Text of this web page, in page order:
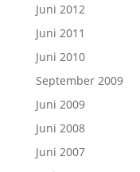
Juni 2012
Juni 2011
Juni 2010
September 2009
Juni 2009
Juni 2008
Juni 2007